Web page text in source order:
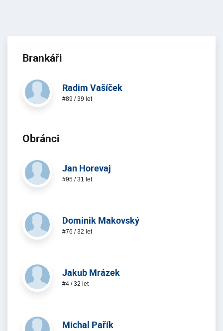
Brankáři
Radim Vašíček
#89 / 39 let
Obránci
Jan Horevaj
#95 / 31 let
Dominik Makovský
#76 / 32 let
Jakub Mrázek
#4 / 32 let
Michal Pařík